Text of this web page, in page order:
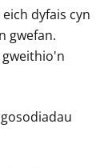
dyfais cyn
gwefan.